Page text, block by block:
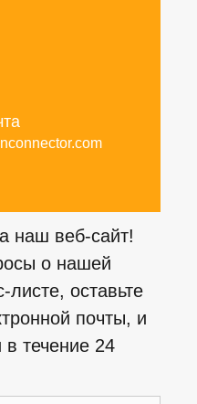
наш веб-сайт!
о нашей
листе, оставьте
почты, и
течение 24